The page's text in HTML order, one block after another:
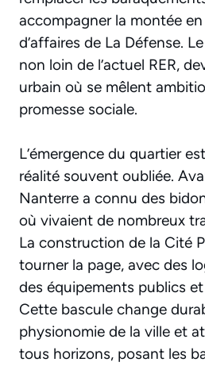
accompagner la montée
d’affaires de La Défense.
non loin de l’actuel RER,
urbain où se mêlent
promesse sociale.
L’émergence du quartier
réalité souvent oubliée.
Nanterre a connu des
où vivaient de nombreux
La construction de la Cité
tourner la page, avec des
des équipements publics
Cette bascule change
physionomie de la ville et
tous horizons, posant les